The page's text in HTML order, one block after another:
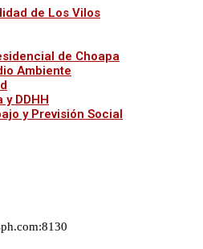
de Los Vilos
de Choapa
Ambiente
DDHH
y Previsión Social